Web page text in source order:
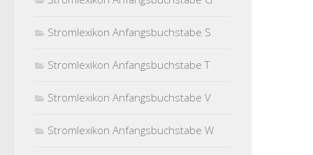
Stromlexikon Anfangsbuchstabe S
Stromlexikon Anfangsbuchstabe T
Stromlexikon Anfangsbuchstabe V
Stromlexikon Anfangsbuchstabe W